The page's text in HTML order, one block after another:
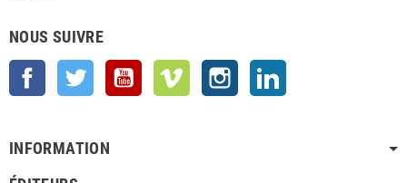
NOUS SUIVRE
Facebook Twitter YouTube Vimeo Instagram
INFORMATION